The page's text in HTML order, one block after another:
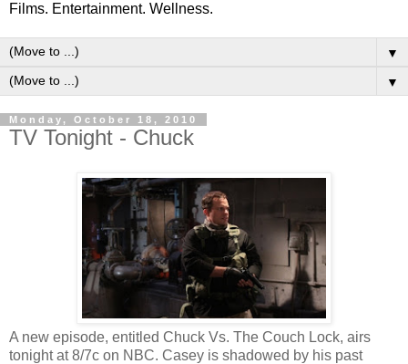
Films. Entertainment. Wellness.
▼
▼
Monday, October 18, 2010
TV Tonight - Chuck
A new episode, entitled Chuck Vs. The Couch Lock, airs
tonight at 8/7c on NBC. Casey is shadowed by his past